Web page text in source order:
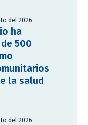
del 2026
ha
500
la salud
del 2026